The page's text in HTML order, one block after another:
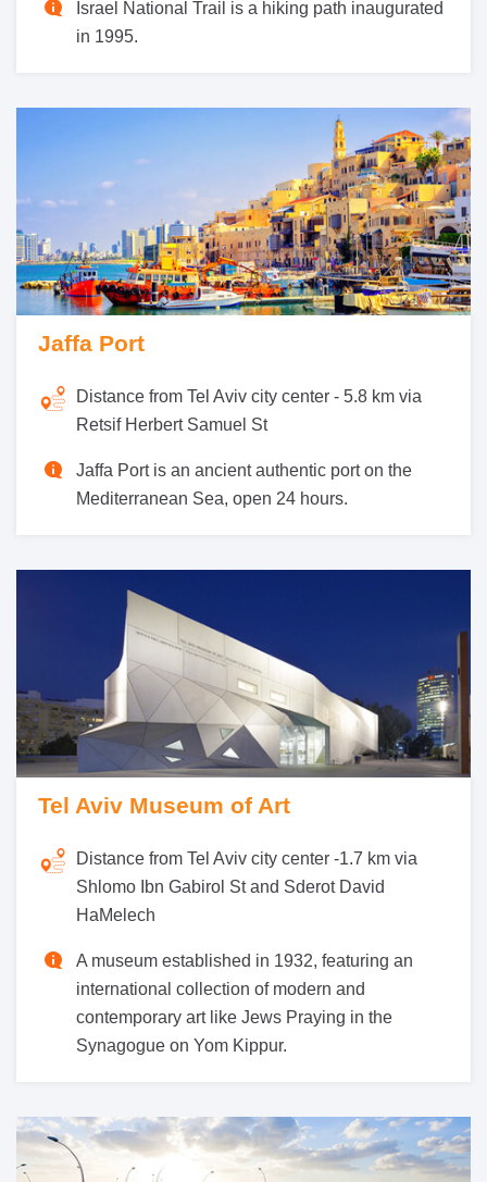
Israel National Trail is a hiking path inaugurated
in 1995.
Jaffa Port
Distance from Tel Aviv city center - 5.8 km via
Retsif Herbert Samuel St
Jaffa Port is an ancient authentic port on the
Mediterranean Sea, open 24 hours.
Tel Aviv Museum of Art
Distance from Tel Aviv city center -1.7 km via
Shlomo Ibn Gabirol St and Sderot David
HaMelech
A museum established in 1932, featuring an
international collection of modern and
contemporary art like Jews Praying in the
Synagogue on Yom Kippur.